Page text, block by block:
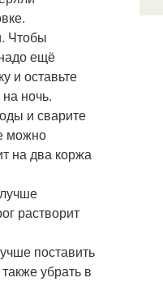
Чтобы
ещё
и оставьте
ночь.
и сварите
можно
на два коржа
растворит
поставить
убрать в